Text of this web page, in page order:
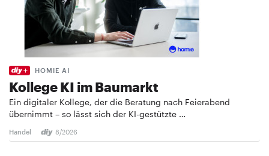
HOMIE AI
Kollege KI im Baumarkt
Ein digitaler Kollege, der die Beratung nach Feierabend
übernimmt – so lässt sich der KI-gestützte …
Handel 8/2026